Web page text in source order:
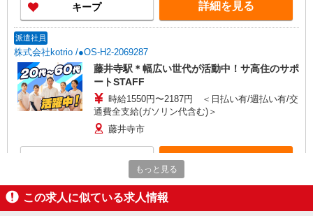
キープ 詳細を見る
派遣社員
株式会社kotrio /●OS-H2-2069287
藤井寺駅＊幅広い世代が活動中！サ高住のサポ
ートSTAFF
時給1550円〜2187円 ＜日払い有/週払い有/交
通費全支給(ガソリン代含む)＞
藤井寺市
派遣社員
株式会社kotrio /●OS-H2-2009829
もっと見る
この求人に似ている求人情報